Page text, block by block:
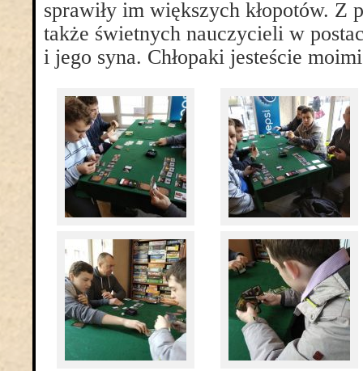
sprawiły im większych kłopotów. Z
także świetnych nauczycieli w
i jego syna. Chłopaki jesteście